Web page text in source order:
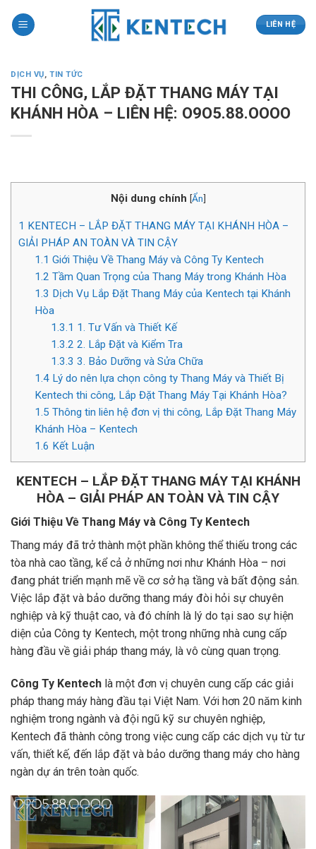
LIÊN HỆ
DỊCH VỤ,TIN TỨC
THI CÔNG, LẮP ĐẶT THANG MÁY TẠI
KHÁNH HÒA – LIÊN HỆ: O9O5.88.OOOO
Nội dung chính [Ẩn]
1 KENTECH – LẮP ĐẶT THANG MÁY TẠI KHÁNH HÒA –
GIẢI PHÁP AN TOÀN VÀ TIN CẬY
1.1 Giới Thiệu Về Thang Máy và Công Ty Kentech
1.2 Tầm Quan Trọng của Thang Máy trong Khánh Hòa
1.3 Dịch Vụ Lắp Đặt Thang Máy của Kentech tại Khánh
Hòa
1.3.1 1. Tư Vấn và Thiết Kế
1.3.2 2. Lắp Đặt và Kiểm Tra
1.3.3 3. Bảo Dưỡng và Sửa Chữa
1.4Lý do nên lựa chọn công ty Thang Máy và Thiết Bị
Kentech thi công, Lắp Đặt Thang Máy Tại Khánh Hòa?
1.5 Thông tin liên hệ đơn vị thi công, Lắp Đặt Thang Máy
Khánh Hòa – Kentech
1.6 Kết Luận
KENTECH – LẮP ĐẶT THANG MÁY TẠI KHÁNH
HÒA – GIẢI PHÁP AN TOÀN VÀ TIN CẬY
Giới Thiệu Về Thang Máy và Công Ty Kentech
Thang máy đã trở thành một phần không thể thiếu trong các
tòa nhà cao tầng, kể cả ở những nơi như Khánh Hòa – nơi
đang phát triển mạnh mẽ về cơ sở hạ tầng và bất động sản.
Việc lắp đặt và bảo dưỡng thang máy đòi hỏi sự chuyên
nghiệp và kỹ thuật cao, và đó chính là lý do tại sao sự hiện
diện của Công ty Kentech, một trong những nhà cung cấp
hàng đầu về giải pháp thang máy, là vô cùng quan trọng.
Công Ty Kentech là một đơn vị chuyên cung cấp các giải
pháp thang máy hàng đầu tại Việt Nam. Với hơn 20 năm kinh
nghiệm trong ngành và đội ngũ kỹ sư chuyên nghiệp,
Kentech đã thành công trong việc cung cấp các dịch vụ từ tư
vấn, thiết kế, đến lắp đặt và bảo dưỡng thang máy cho hàng
ngàn dự án trên toàn quốc.